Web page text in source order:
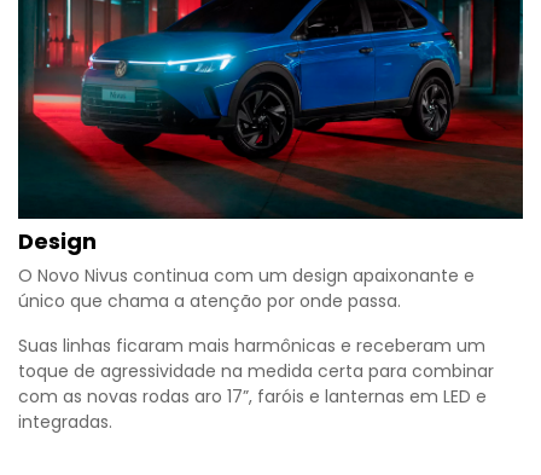
Design
O Novo Nivus continua com um design apaixonante e
único que chama a atenção por onde passa.
Suas linhas ficaram mais harmônicas e receberam um
toque de agressividade na medida certa para combinar
com as novas rodas aro 17”, faróis e lanternas em LED e
integradas.